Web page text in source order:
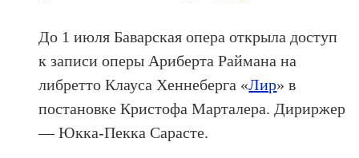
До 1 июля Баварская опера открыла доступ
к записи оперы Ариберта Раймана на
либретто Клауса Хеннеберга «Лир» в
постановке Кристофа Марталера. Дириржер
— Юкка-Пекка Сарасте.